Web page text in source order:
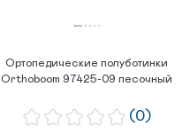
Ортопедические полуботинки
Orthoboom 97425-09 песочный
(0)